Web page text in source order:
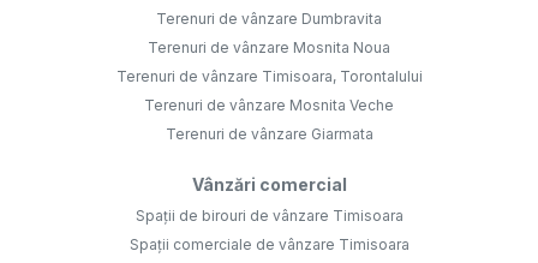
Terenuri de vânzare Dumbravita
Terenuri de vânzare Mosnita Noua
Terenuri de vânzare Timisoara, Torontalului
Terenuri de vânzare Mosnita Veche
Terenuri de vânzare Giarmata
Vânzări comercial
Spații de birouri de vânzare Timisoara
Spații comerciale de vânzare Timisoara